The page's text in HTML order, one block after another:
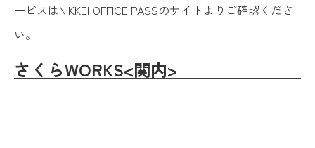
ービスはNIKKEI OFFICE PASSのサイトよりご確認くださ
い。
さくらWORKS<関内>